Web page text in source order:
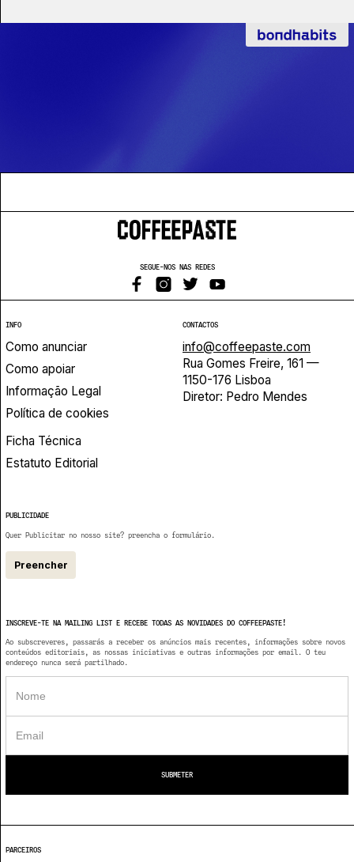
SEGUE-NOS NAS REDES
INFO
Como anunciar
Como apoiar
Informação Legal
Política de cookies
Ficha Técnica
Estatuto Editorial
CONTACTOS
info@coffeepaste.com
Rua Gomes Freire, 161 —
1150-176 Lisboa
Diretor: Pedro Mendes
PUBLICIDADE
Quer Publicitar no nosso site? preencha o formulário.
Preencher
INSCREVE-TE NA MAILING LIST E RECEBE TODAS AS NOVIDADES DO COFFEEPASTE!
Ao subscreveres, passarás a receber os anúncios mais recentes, informações sobre novos
conteúdos editoriais, as nossas iniciativas e outras informações por email. O teu
endereço nunca será partilhado.
PARCEIROS